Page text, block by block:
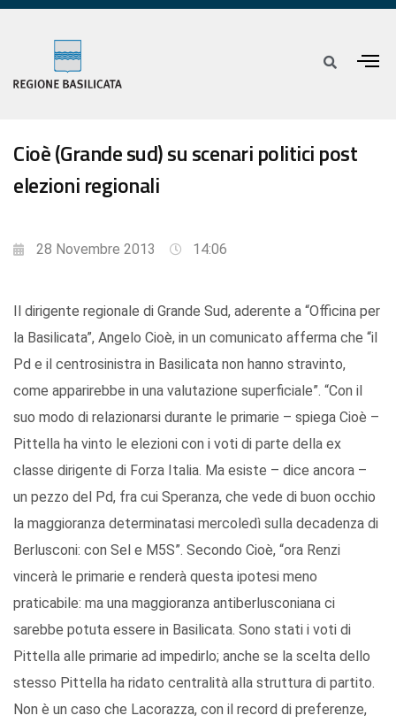
Cioè (Grande sud) su scenari politici post
elezioni regionali
28 Novembre 2013 14:06
Il dirigente regionale di Grande Sud, aderente a “Officina per
la Basilicata”, Angelo Cioè, in un comunicato afferma che “il
Pd e il centrosinistra in Basilicata non hanno stravinto,
come apparirebbe in una valutazione superficiale”. “Con il
suo modo di relazionarsi durante le primarie – spiega Cioè –
Pittella ha vinto le elezioni con i voti di parte della ex
classe dirigente di Forza Italia. Ma esiste – dice ancora –
un pezzo del Pd, fra cui Speranza, che vede di buon occhio
la maggioranza determinatasi mercoledì sulla decadenza di
Berlusconi: con Sel e M5S”. Secondo Cioè, “ora Renzi
vincerà le primarie e renderà questa ipotesi meno
praticabile: ma una maggioranza antiberlusconiana ci
sarebbe potuta essere in Basilicata. Sono stati i voti di
Pittella alle primarie ad impedirlo; anche se la scelta dello
stesso Pittella ha ridato centralità alla struttura di partito.
Non è un caso che Lacorazza, con il record di preferenze,